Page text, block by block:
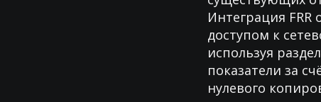
Интеграция FRR
доступом к
используя
показатели за
нулевого